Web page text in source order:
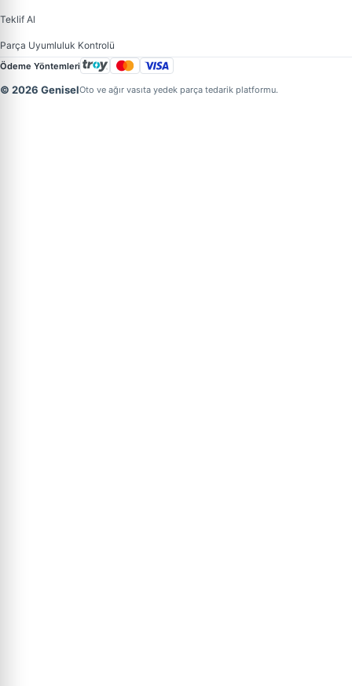
Teklif Al
Parça Uyumluluk Kontrolü
Ödeme Yöntemleri
© 2026 GeniselOto ve ağır vasıta yedek parça tedarik platformu.